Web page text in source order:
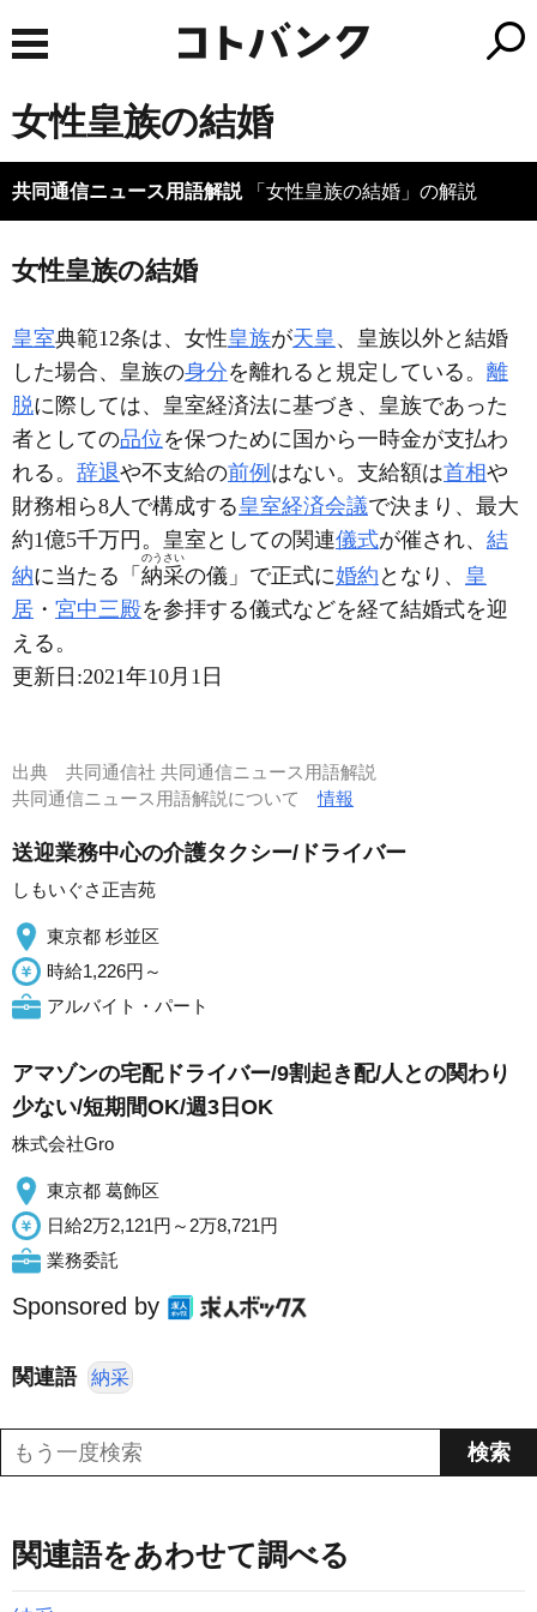
女性皇族の結婚
共同通信ニュース用語解説 「女性皇族の結婚」の解説
女性皇族の結婚
皇室典範12条は、女性皇族が天皇 、皇族以外と結婚
した場合、皇族の身分を離れると規定している。 離
脱に際しては、皇室経済法に基づき、皇族であった
者としての品位を保つために国から一時金が支払わ
れる。 辞退や不支給の前例 はない。支給額は首相や
財務相ら8人で構成する皇室経済会議で決まり、最大
約1億5千万円。皇室としての関連儀式が催され、 結
納に当たる「 納采
のうさい
の儀」で正式に婚約 となり、 皇
居 ・ 宮中三殿を参拝する儀式などを経て結婚式を迎
える。
更新日:2021年10月1日
出典 共同通信社 共同通信ニュース用語解説
共同通信ニュース用語解説について情報
送迎業務中心の介護タクシー/ドライバー
しもいぐさ正吉苑
東京都 杉並区
時給1,226円～
アルバイト・パート
アマゾンの宅配ドライバー/9割起き配/人との関わり
少ない/短期間OK/週3日OK
株式会社Gro
東京都 葛飾区
日給2万2,121円～2万8,721円
業務委託
Sponsored by
関連語 納采
関連語をあわせて調べる